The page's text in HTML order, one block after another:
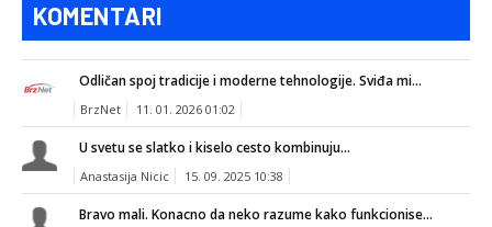
KOMENTARI
Odličan spoj tradicije i moderne tehnologije. Sviđa mi...
BrzNet 11. 01. 2026 01:02
U svetu se slatko i kiselo cesto kombinuju...
Anastasija Nicic 15. 09. 2025 10:38
Bravo mali. Konacno da neko razume kako funkcionise...